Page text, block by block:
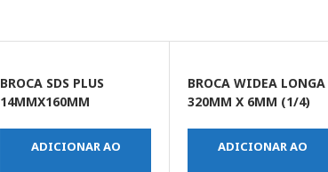
BROCA SDS PLUS
14MMX160MM
ADICIONAR AO
BROCA WIDEA LONGA
320MM X 6MM (1/4)
ADICIONAR AO